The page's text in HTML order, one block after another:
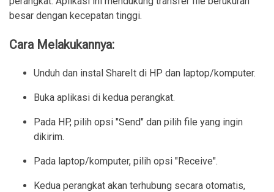
besar dengan kecepatan tinggi.
Cara Melakukannya:
Unduh dan instal ShareIt di HP dan laptop/komputer.
Buka aplikasi di kedua perangkat.
Pada HP, pilih opsi "Send" dan pilih file yang ingin
dikirim.
Pada laptop/komputer, pilih opsi "Receive".
Kedua perangkat akan terhubung secara otomatis,